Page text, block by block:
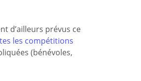
d’ailleurs prévus ce
les compétitions
(bénévoles,